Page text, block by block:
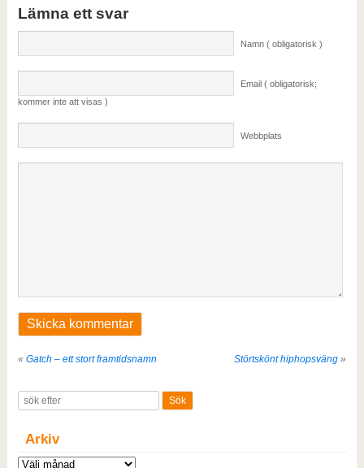
Lämna ett svar
Namn ( obligatorisk )
Email ( obligatorisk;
kommer inte att visas )
Webbplats
« Gatch – ett stort framtidsnamn Störtskönt hiphopsväng »
Arkiv
Arkiv